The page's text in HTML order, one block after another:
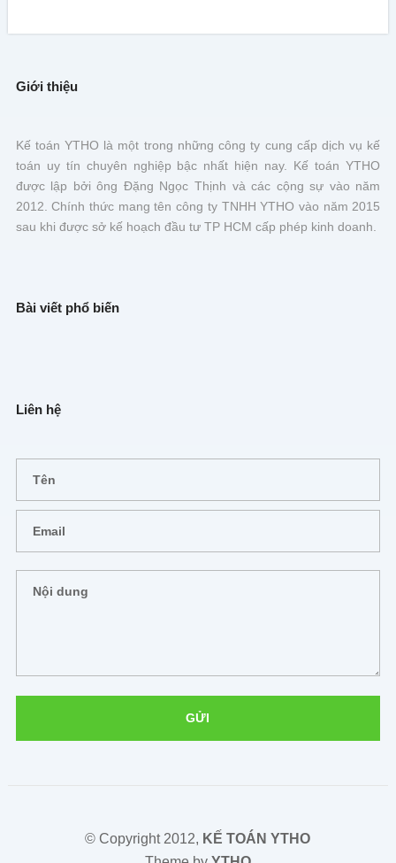
Giới thiệu
Kế toán YTHO là một trong những công ty cung cấp dịch vụ kế
toán uy tín chuyên nghiệp bậc nhất hiện nay. Kế toán YTHO
được lập bởi ông Đặng Ngọc Thịnh và các cộng sự vào năm
2012. Chính thức mang tên công ty TNHH YTHO vào năm 2015
sau khi được sở kế hoạch đầu tư TP HCM cấp phép kinh doanh.
Bài viết phổ biến
Liên hệ
© Copyright 2012, KẾ TOÁN YTHO